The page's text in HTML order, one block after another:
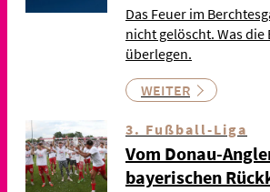
Das Feuer im
nicht gelöscht. Was
überlegen.
WEITER
3. Fußball-Liga
Vom Donau-
bayerischen